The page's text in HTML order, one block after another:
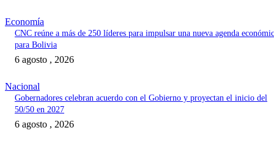
Economía
CNC reúne a más de 250 líderes para impulsar una nueva agenda
para Bolivia
6 agosto , 2026
Nacional
Gobernadores celebran acuerdo con el Gobierno y proyectan el inicio del
50/50 en 2027
6 agosto , 2026